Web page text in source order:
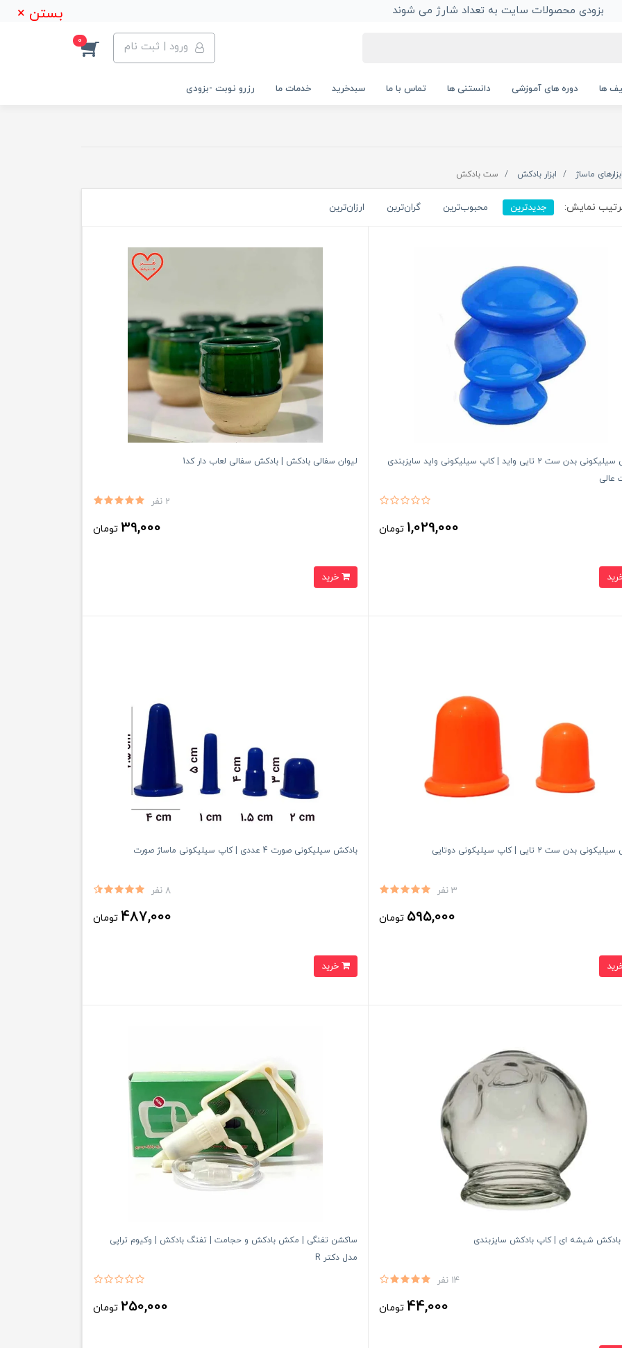
بزودی محصولات سایت به تعداد شارژ می شوند بستن ×
ورود | ثبت نام 0
ها دوره های آموزشی دانستنی ها تماس با ما سبدخرید خدمات ما رزرو نوبت -بزودی
ماساژ ابزار بادکش ست بادکش
نمایش: جدیدترین محبوب‌ترین گران‌ترین ارزان‌ترین
بادکش سیلیکونی بدن ست 2 تایی واید | کاپ سیلیکونی واید سایزبندی
عالی
1,029,000 تومان
لیوان سفالی بادکش | بادکش سفالی لعاب دار کد1
2 نفر
39,000 تومان
خرید
بدن ست 2 تایی | کاپ سیلیکونی دوتایی
3 نفر
595,000 تومان
بادکش سیلیکونی صورت 4 عددی | کاپ سیلیکونی ماساژ صورت
8 نفر
487,000 تومان
خرید
بادکش شیشه ای | کاپ بادکش سایزبندی
14 نفر
44,000 تومان
ساکشن تفنگی | مکش بادکش و حجامت | تفنگ بادکش | وکیوم تراپی
مدل دکتر R
250,000 تومان